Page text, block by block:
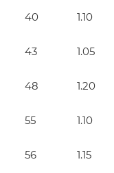
40 1.10
43 1.05
48 1.20
55 1.10
56 1.15